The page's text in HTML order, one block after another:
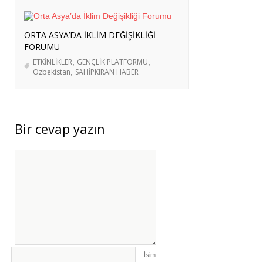
ORTA ASYA’DA İKLIM DEĞIŞIKLIĞI
FORUMU
ETKİNLİKLER GENÇLİK PLATFORMU
Özbekistan SAHİPKIRAN HABER
Bir cevap yazın
İsim